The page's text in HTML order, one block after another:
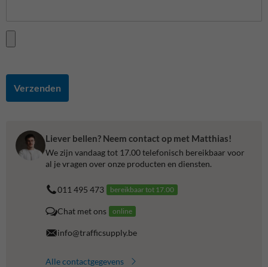
Verzenden
Liever bellen? Neem contact op met Matthias!
We zijn vandaag tot 17.00 telefonisch bereikbaar voor
al je vragen over onze producten en diensten.
011 495 473 bereikbaar tot 17.00
Chat met ons online
info@trafficsupply.be
Alle contactgegevens